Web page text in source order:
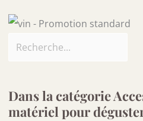
Dans la catégorie
matériel pour